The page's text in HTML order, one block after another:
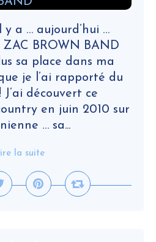
y a … aujourd’hui …
BROWN BAND
sa place dans ma
je l’ai rapporté du
découvert ce
en juin 2010 sur
… sa...
la suite